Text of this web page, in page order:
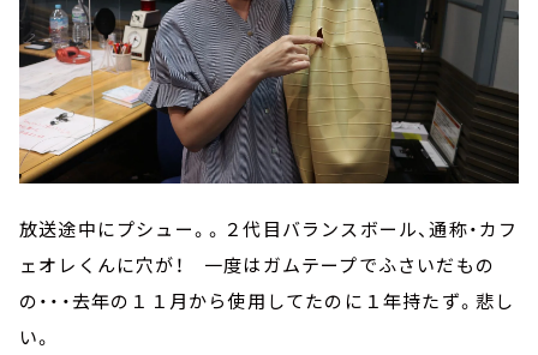
放送途中にプシュー。。２代目バランスボール、通称・カフ
ェオレくんに穴が！ 一度はガムテープでふさいだもの
の・・・去年の１１月から使用してたのに１年持たず。悲し
い。